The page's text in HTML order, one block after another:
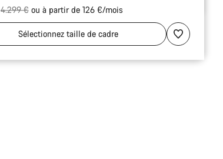
​​d’origine
4.299 €ou à partir de 126 €/mois
Sélectionneztaille de cadre